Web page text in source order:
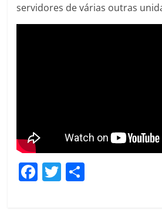
servidores de várias outras
F T